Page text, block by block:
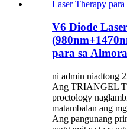
V6 Diode
para sa
ni admin niadtong
Ang TRIANGEL
proctology
matambalan ang
Ang pangunang